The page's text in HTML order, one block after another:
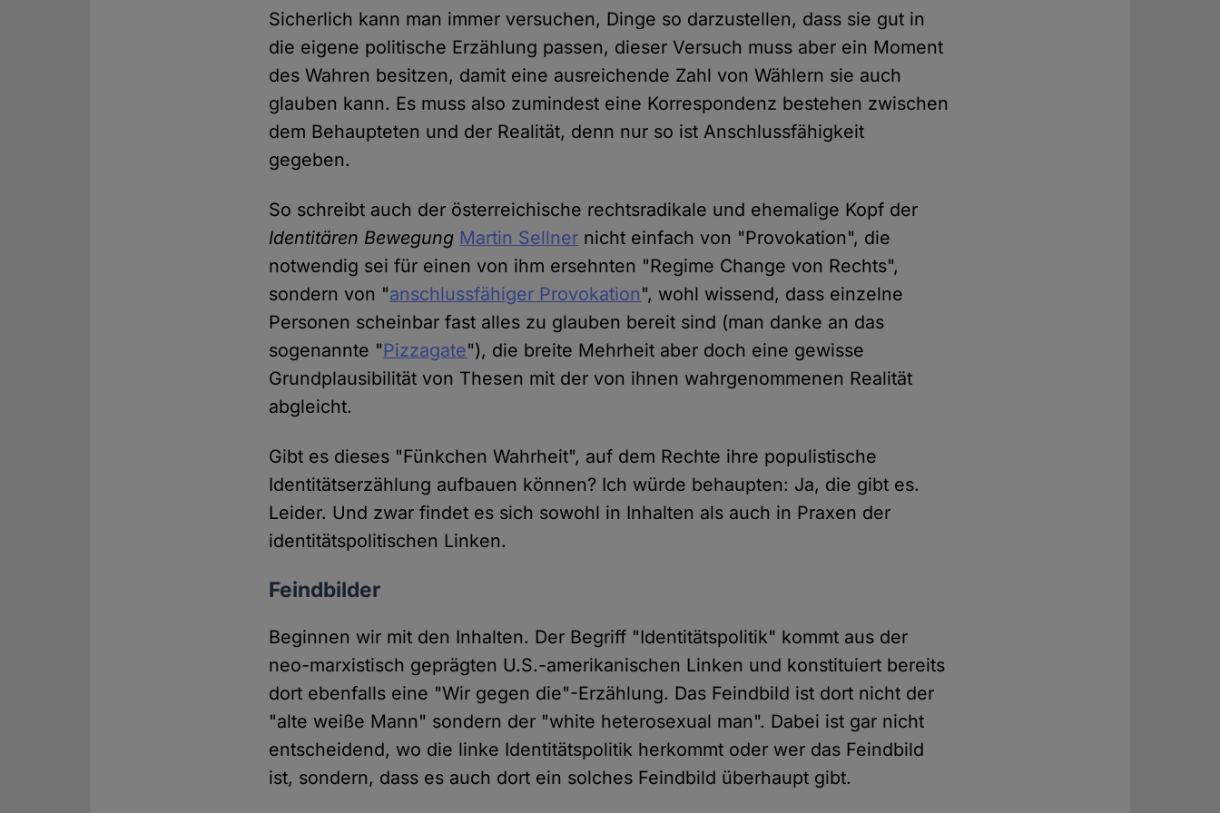
Sicherlich kann man immer versuchen, Dinge so darzustellen, dass sie gut in
die eigene politische Erzählung passen, dieser Versuch muss aber ein Moment
des Wahren besitzen, damit eine ausreichende Zahl von Wählern sie auch
glauben kann. Es muss also zumindest eine Korrespondenz bestehen zwischen
dem Behaupteten und der Realität, denn nur so ist Anschlussfähigkeit
gegeben.
So schreibt auch der österreichische rechtsradikale und ehemalige Kopf der
Identitären Bewegung Martin Sellner nicht einfach von "Provokation", die
notwendig sei für einen von ihm ersehnten "Regime Change von Rechts",
sondern von "anschlussfähiger Provokation", wohl wissend, dass einzelne
Personen scheinbar fast alles zu glauben bereit sind (man danke an das
sogenannte "Pizzagate"), die breite Mehrheit aber doch eine gewisse
Grundplausibilität von Thesen mit der von ihnen wahrgenommenen Realität
abgleicht.
Gibt es dieses "Fünkchen Wahrheit", auf dem Rechte ihre populistische
Identitätserzählung aufbauen können? Ich würde behaupten: Ja, die gibt es.
Leider. Und zwar findet es sich sowohl in Inhalten als auch in Praxen der
identitätspolitischen Linken.
Feindbilder
Beginnen wir mit den Inhalten. Der Begriff "Identitätspolitik" kommt aus der
neo-marxistisch geprägten U.S.-amerikanischen Linken und konstituiert bereits
dort ebenfalls eine "Wir gegen die"-Erzählung. Das Feindbild ist dort nicht der
"alte weiße Mann" sondern der "white heterosexual man". Dabei ist gar nicht
entscheidend, wo die linke Identitätspolitik herkommt oder wer das Feindbild
ist, sondern, dass es auch dort ein solches Feindbild überhaupt gibt.